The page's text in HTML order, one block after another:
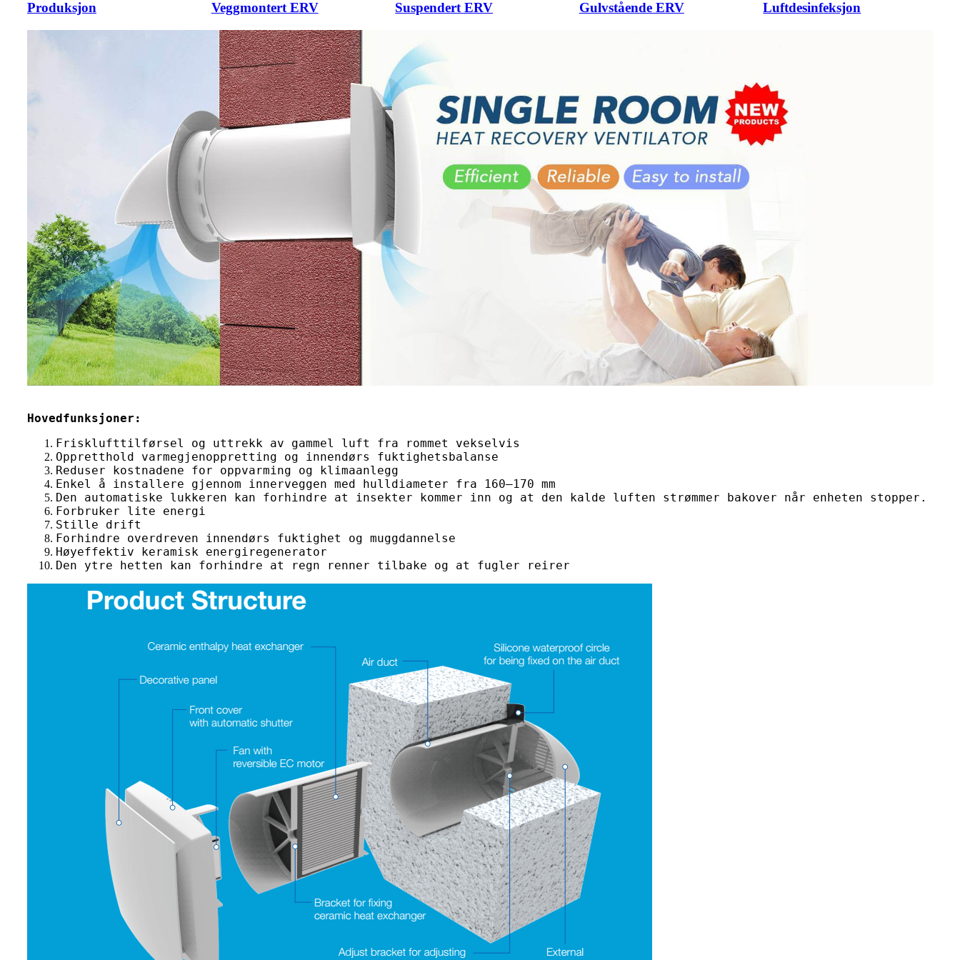
Produksjon Veggmontert ERV Suspendert ERV Gulvstående ERV Luftdesinfeksjon
Hovedfunksjoner:
Frisklufttilførsel og uttrekk av gammel luft fra rommet vekselvis
Oppretthold varmegjenoppretting og innendørs fuktighetsbalanse
Reduser kostnadene for oppvarming og klimaanlegg
Enkel å installere gjennom innerveggen med hulldiameter fra 160–170 mm
Den automatiske lukkeren kan forhindre at insekter kommer inn og at den kalde luften strømmer bakover når enheten stopper.
Forbruker lite energi
Stille drift
Forhindre overdreven innendørs fuktighet og muggdannelse
Høyeffektiv keramisk energiregenerator
Den ytre hetten kan forhindre at regn renner tilbake og at fugler reirer